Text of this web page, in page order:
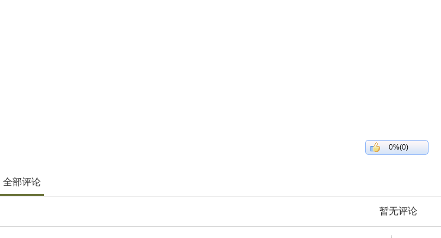
0%(0)
全部评论
暂无评论